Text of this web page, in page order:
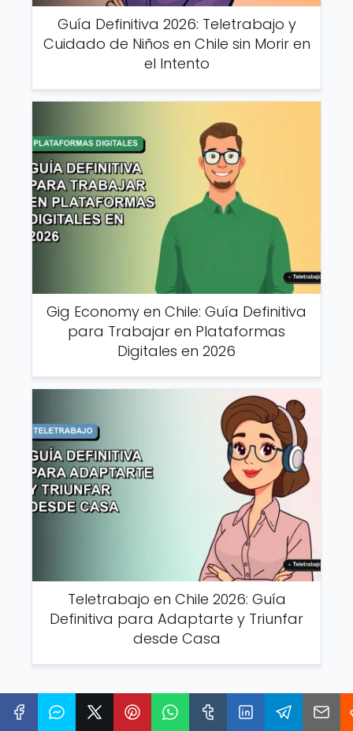
Guía Definitiva 2026: Teletrabajo y
Cuidado de Niños en Chile sin Morir en
el Intento
Gig Economy en Chile: Guía Definitiva
para Trabajar en Plataformas
Digitales en 2026
Teletrabajo en Chile 2026: Guía
Definitiva para Adaptarte y Triunfar
desde Casa